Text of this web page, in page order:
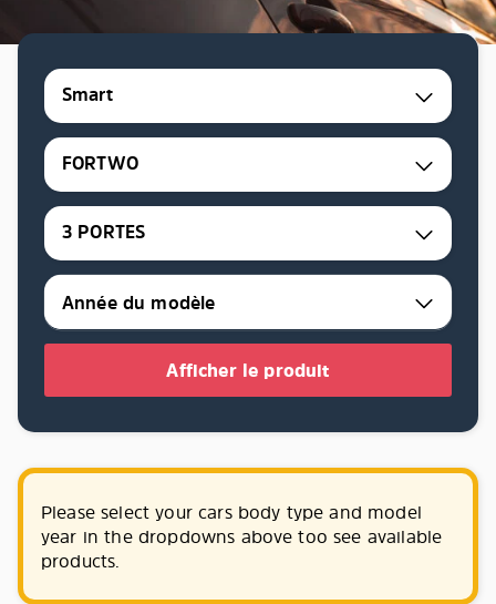
Smart
FORTWO
3 PORTES
Afficher le produit
Please select your cars body type and model
year in the dropdowns above too see available
products.